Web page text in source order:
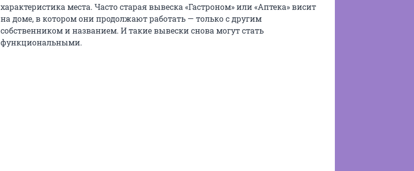
характеристика места. Часто старая вывеска «Гастроном» или «Аптека» висит
на доме, в котором они продолжают работать — только с другим
собственником и названием. И такие вывески снова могут стать
функциональными.